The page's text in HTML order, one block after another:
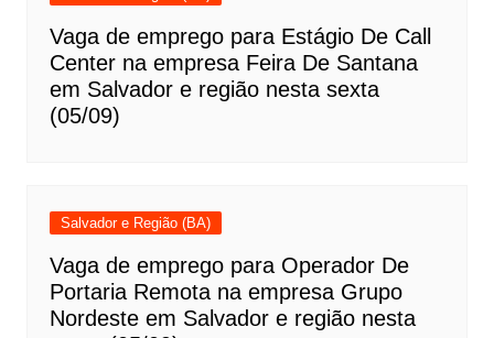
Vaga de emprego para Estágio De Call
Center na empresa Feira De Santana
em Salvador e região nesta sexta
(05/09)
Salvador e Região (BA)
Vaga de emprego para Operador De
Portaria Remota na empresa Grupo
Nordeste em Salvador e região nesta